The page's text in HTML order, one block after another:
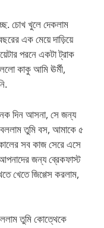
চোখ খুলে দেকলাম
এক মেয়ে দাড়িয়ে
পরনে একটা ট্রাক
কাকু আমি ঊর্মী,
দিন আসনা, সে জন্য
তুমি বস, আমাকে ৫
সব কাজ সেরে এসে
জন্য ব্রেকফাস্ট
খেতে জিগ্গেস করলাম,
তুমি কোত্থেকে